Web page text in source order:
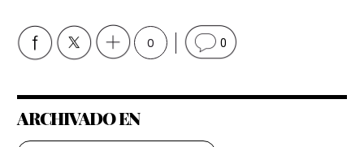
0 0
ARCHIVADO EN